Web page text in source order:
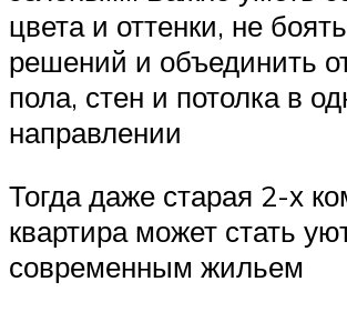
цвета и оттенки, не
решений и объединить
пола, стен и потолка в
направлении
Тогда даже старая 2-х
квартира может стать
современным жильем